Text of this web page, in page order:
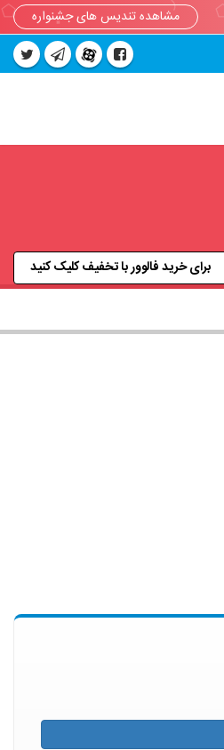
مشاهده تندیس های جشنواره
برای خرید فالوور با تخفیف کلیک کنید